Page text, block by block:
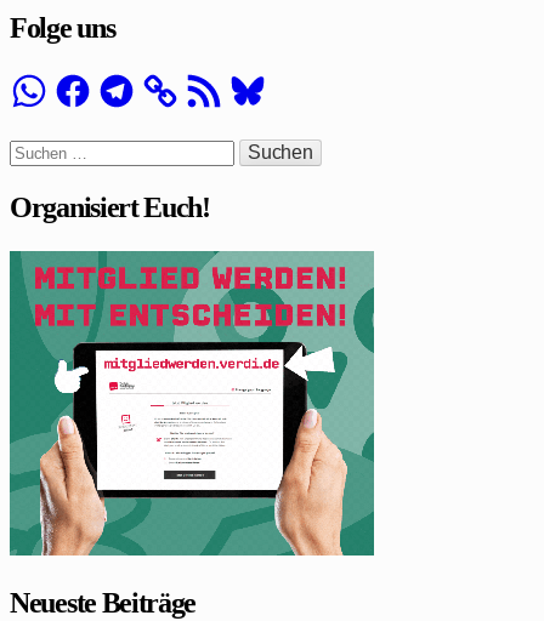
Folge uns
WhatsApp
FacebookTelegram RSS-
Feed
Bluesky
Suchen
nach:
Organisiert Euch!
Neueste Beiträge